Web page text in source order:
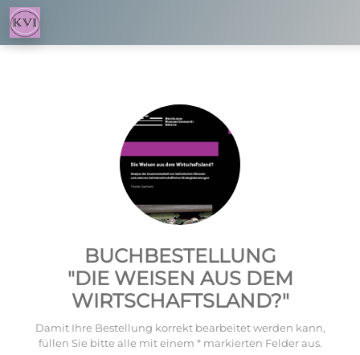
BUCHBESTELLUNG
"DIE WEISEN AUS DEM
WIRTSCHAFTSLAND?"
Damit Ihre Bestellung korrekt bearbeitet werden kann,
füllen Sie bitte alle mit einem * markierten Felder aus.